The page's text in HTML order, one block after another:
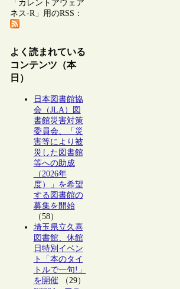
「カレントアウェア
ネス-R」用のRSS：
よく読まれている
コンテンツ（本
日）
日本図書館協
会（JLA）図
書館災害対策
委員会、「災
害等により被
災した図書館
等への助成
（2026年
度）」を希望
する図書館の
募集を開始
（58）
埼玉県立久喜
図書館、休館
日特別イベン
ト「本のタイ
トルで一句!」
を開催（29）